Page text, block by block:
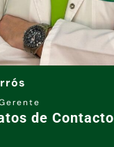
de Contacto